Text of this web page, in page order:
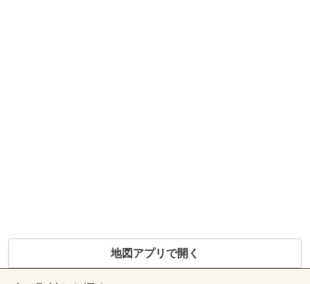
地図アプリで開く